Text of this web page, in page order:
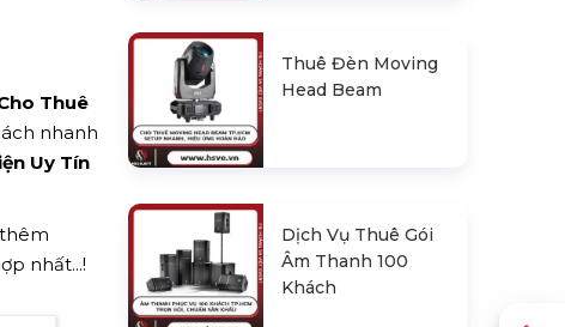
Thuê
nhanh
Uy Tín
nhất...!
Thuê Đèn Moving
Head Beam
Dịch Vụ Thuê Gói
Âm Thanh 100
Khách